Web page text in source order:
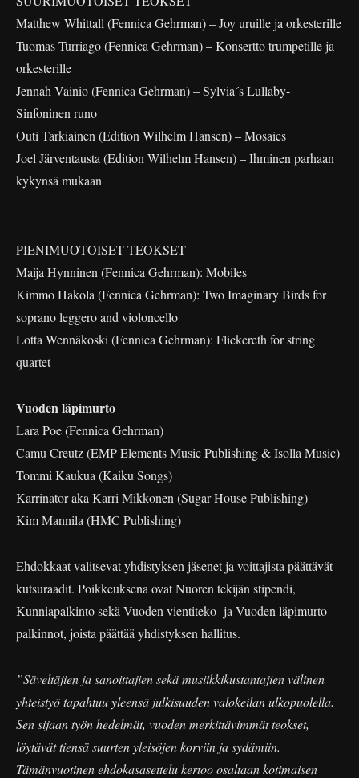
Matthew Whittall (Fennica Gehrman) – Joy uruille ja orkesterille
Tuomas Turriago (Fennica Gehrman) – Konsertto trumpetille ja
orkesterille
Jennah Vainio (Fennica Gehrman) – Sylvia´s Lullaby-
Sinfoninen runo
Outi Tarkiainen (Edition Wilhelm Hansen) – Mosaics
Joel Järventausta (Edition Wilhelm Hansen) – Ihminen parhaan
kykynsä mukaan
PIENIMUOTOISET TEOKSET
Maija Hynninen (Fennica Gehrman): Mobiles
Kimmo Hakola (Fennica Gehrman): Two Imaginary Birds for
soprano leggero and violoncello
Lotta Wennäkoski (Fennica Gehrman): Flickereth for string
quartet
Vuoden läpimurto
Lara Poe (Fennica Gehrman)
Camu Creutz (EMP Elements Music Publishing & Isolla Music)
Tommi Kaukua (Kaiku Songs)
Karrinator aka Karri Mikkonen (Sugar House Publishing)
Kim Mannila (HMC Publishing)
Ehdokkaat valitsevat yhdistyksen jäsenet ja voittajista päättävät
kutsuraadit. Poikkeuksena ovat Nuoren tekijän stipendi,
Kunniapalkinto sekä Vuoden vientiteko- ja Vuoden läpimurto -
palkinnot, joista päättää yhdistyksen hallitus.
”Säveltäjien ja sanoittajien sekä musiikkikustantajien välinen
yhteistyö tapahtuu yleensä julkisuuden valokeilan ulkopuolella.
Sen sijaan työn hedelmät, vuoden merkittävimmät teokset,
löytävät tiensä suurten yleisöjen korviin ja sydämiin.
Tämänvuotinen ehdokasasettelu kertoo osaltaan kotimaisen